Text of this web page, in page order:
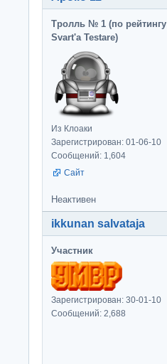
Тролль № 1 (по рейтингу
Svart'а Testare)
Из Клоаки
Зарегистрирован: 01-06-10
Сообщений: 1,604
Сайт
Неактивен
ikkunan salvataja
Участник
Зарегистрирован: 30-01-10
Сообщений: 2,688